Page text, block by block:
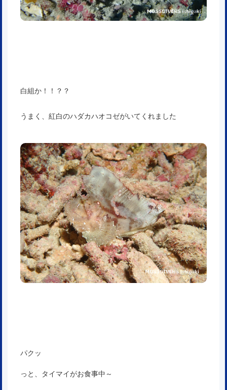
白組か！！？？
うまく、紅白のハダカハオコゼがいてくれました
パクッ
っと、タイマイがお食事中～